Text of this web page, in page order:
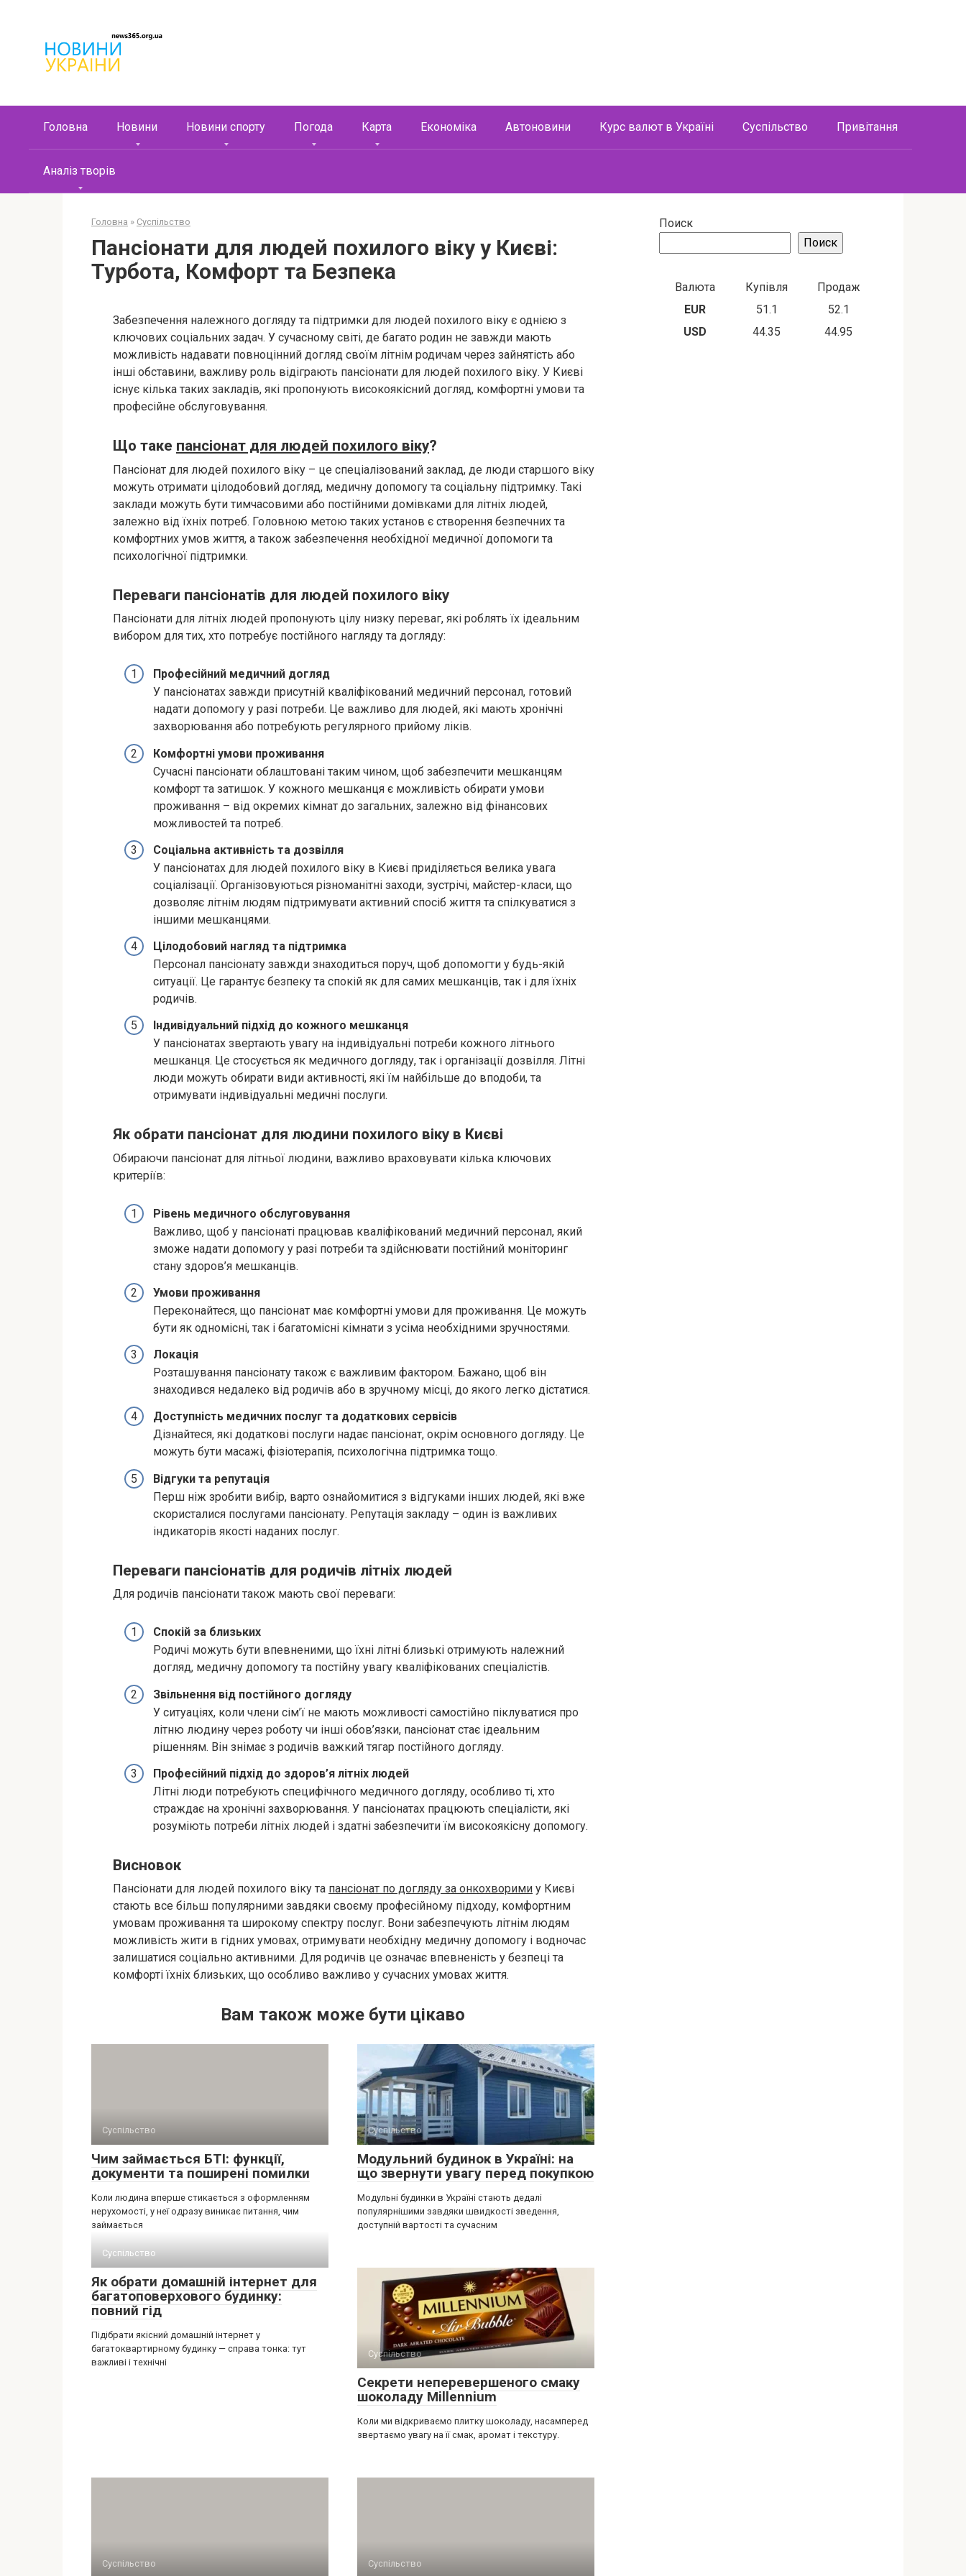
контенту
Головна Новини Новини спорту Погода Карта Економіка Автоновини Курс валют в Україні Суспільство Привітання
Аналіз творів
Головна » Суспільство
Пансіонати для людей похилого віку у Києві:
Турбота, Комфорт та Безпека
Забезпечення належного догляду та підтримки для людей похилого віку є однією з
ключових соціальних задач. У сучасному світі, де багато родин не завжди мають
можливість надавати повноцінний догляд своїм літнім родичам через зайнятість або
інші обставини, важливу роль відіграють пансіонати для людей похилого віку. У Києві
існує кілька таких закладів, які пропонують високоякісний догляд, комфортні умови та
професійне обслуговування.
Що таке пансіонат для людей похилого віку?
Пансіонат для людей похилого віку – це спеціалізований заклад, де люди старшого віку
можуть отримати цілодобовий догляд, медичну допомогу та соціальну підтримку. Такі
заклади можуть бути тимчасовими або постійними домівками для літніх людей,
залежно від їхніх потреб. Головною метою таких установ є створення безпечних та
комфортних умов життя, а також забезпечення необхідної медичної допомоги та
психологічної підтримки.
Переваги пансіонатів для людей похилого віку
Пансіонати для літніх людей пропонують цілу низку переваг, які роблять їх ідеальним
вибором для тих, хто потребує постійного нагляду та догляду:
Професійний медичний догляд
У пансіонатах завжди присутній кваліфікований медичний персонал, готовий
надати допомогу у разі потреби. Це важливо для людей, які мають хронічні
захворювання або потребують регулярного прийому ліків.
Комфортні умови проживання
Сучасні пансіонати облаштовані таким чином, щоб забезпечити мешканцям
комфорт та затишок. У кожного мешканця є можливість обирати умови
проживання – від окремих кімнат до загальних, залежно від фінансових
можливостей та потреб.
Соціальна активність та дозвілля
У пансіонатах для людей похилого віку в Києві приділяється велика увага
соціалізації. Організовуються різноманітні заходи, зустрічі, майстер-класи, що
дозволяє літнім людям підтримувати активний спосіб життя та спілкуватися з
іншими мешканцями.
Цілодобовий нагляд та підтримка
Персонал пансіонату завжди знаходиться поруч, щоб допомогти у будь-якій
ситуації. Це гарантує безпеку та спокій як для самих мешканців, так і для їхніх
родичів.
Індивідуальний підхід до кожного мешканця
У пансіонатах звертають увагу на індивідуальні потреби кожного літнього
мешканця. Це стосується як медичного догляду, так і організації дозвілля. Літні
люди можуть обирати види активності, які їм найбільше до вподоби, та
отримувати індивідуальні медичні послуги.
Як обрати пансіонат для людини похилого віку в Києві
Обираючи пансіонат для літньої людини, важливо враховувати кілька ключових
критеріїв:
Рівень медичного обслуговування
Важливо, щоб у пансіонаті працював кваліфікований медичний персонал, який
зможе надати допомогу у разі потреби та здійснювати постійний моніторинг
стану здоров’я мешканців.
Умови проживання
Переконайтеся, що пансіонат має комфортні умови для проживання. Це можуть
бути як одномісні, так і багатомісні кімнати з усіма необхідними зручностями.
Локація
Розташування пансіонату також є важливим фактором. Бажано, щоб він
знаходився недалеко від родичів або в зручному місці, до якого легко дістатися.
Доступність медичних послуг та додаткових сервісів
Дізнайтеся, які додаткові послуги надає пансіонат, окрім основного догляду. Це
можуть бути масажі, фізіотерапія, психологічна підтримка тощо.
Відгуки та репутація
Перш ніж зробити вибір, варто ознайомитися з відгуками інших людей, які вже
скористалися послугами пансіонату. Репутація закладу – один із важливих
індикаторів якості наданих послуг.
Переваги пансіонатів для родичів літніх людей
Для родичів пансіонати також мають свої переваги:
Спокій за близьких
Родичі можуть бути впевненими, що їхні літні близькі отримують належний
догляд, медичну допомогу та постійну увагу кваліфікованих спеціалістів.
Звільнення від постійного догляду
У ситуаціях, коли члени сім’ї не мають можливості самостійно піклуватися про
літню людину через роботу чи інші обов’язки, пансіонат стає ідеальним
рішенням. Він знімає з родичів важкий тягар постійного догляду.
Професійний підхід до здоров’я літніх людей
Літні люди потребують специфічного медичного догляду, особливо ті, хто
страждає на хронічні захворювання. У пансіонатах працюють спеціалісти, які
розуміють потреби літніх людей і здатні забезпечити їм високоякісну допомогу.
Висновок
Пансіонати для людей похилого віку та пансіонат по догляду за онкохворими у Києві
стають все більш популярними завдяки своєму професійному підходу, комфортним
умовам проживання та широкому спектру послуг. Вони забезпечують літнім людям
можливість жити в гідних умовах, отримувати необхідну медичну допомогу і водночас
залишатися соціально активними. Для родичів це означає впевненість у безпеці та
комфорті їхніх близьких, що особливо важливо у сучасних умовах життя.
Вам також може бути цікаво
Суспільство
Чим займається БТІ: функції,
документи та поширені помилки
Коли людина вперше стикається з оформленням
нерухомості, у неї одразу виникає питання, чим
займається
Суспільство
Модульний будинок в Україні: на
що звернути увагу перед покупкою
Модульні будинки в Україні стають дедалі
популярнішими завдяки швидкості зведення,
доступній вартості та сучасним
Суспільство
Як обрати домашній інтернет для
багатоповерхового будинку:
повний гід
Підібрати якісний домашній інтернет у
багатоквартирному будинку — справа тонка: тут
важливі і технічні
Суспільство
Секрети неперевершеного смаку
шоколаду Millennium
Коли ми відкриваємо плитку шоколаду, насамперед
звертаємо увагу на її смак, аромат і текстуру.
Суспільство Суспільство
Поиск
Поиск
Валюта Купівля
Продаж
EUR
51.1
52.1
USD
44.35 44.95